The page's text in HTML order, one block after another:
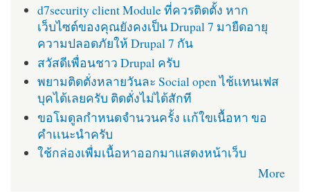
d7security client Module ที่ควรติดตั้ง หาก
เว็บไซต์ของคุณยังคงเป็น Drupal 7 มายืดอายุ
ความปลอดภัยให้ Drupal 7 กัน
สวัสดีเพื่อนชาว Drupal ครับ
พยามติดตั่งหลายวันละ Social open ไช้เเทนเฟส
บุคได้เลยครับ ติดตั่งไม่ได้สักที
ขอโมดูลกำหนดจำนวนครั้ง เเก้ใขเนื้อหา ขอ
คำเเนะนำครับ
ใช้กล่องเพื่มเนื้อหาออกมาแสดงหน้าเว็บ
More